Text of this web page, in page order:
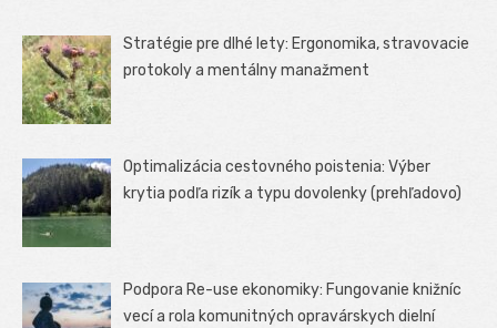
Stratégie pre dlhé lety: Ergonomika, stravovacie
protokoly a mentálny manažment
Optimalizácia cestovného poistenia: Výber
krytia podľa rizík a typu dovolenky (prehľadovo)
Podpora Re-use ekonomiky: Fungovanie knižníc
vecí a rola komunitných opravárskych dielní